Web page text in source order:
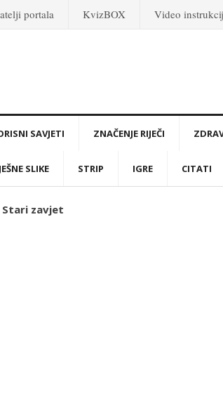
portala KvizBOX Video
SAVJETI ZNAČENJE RIJEČI
SLIKE STRIP IGRE CITATI
Stari zavjet